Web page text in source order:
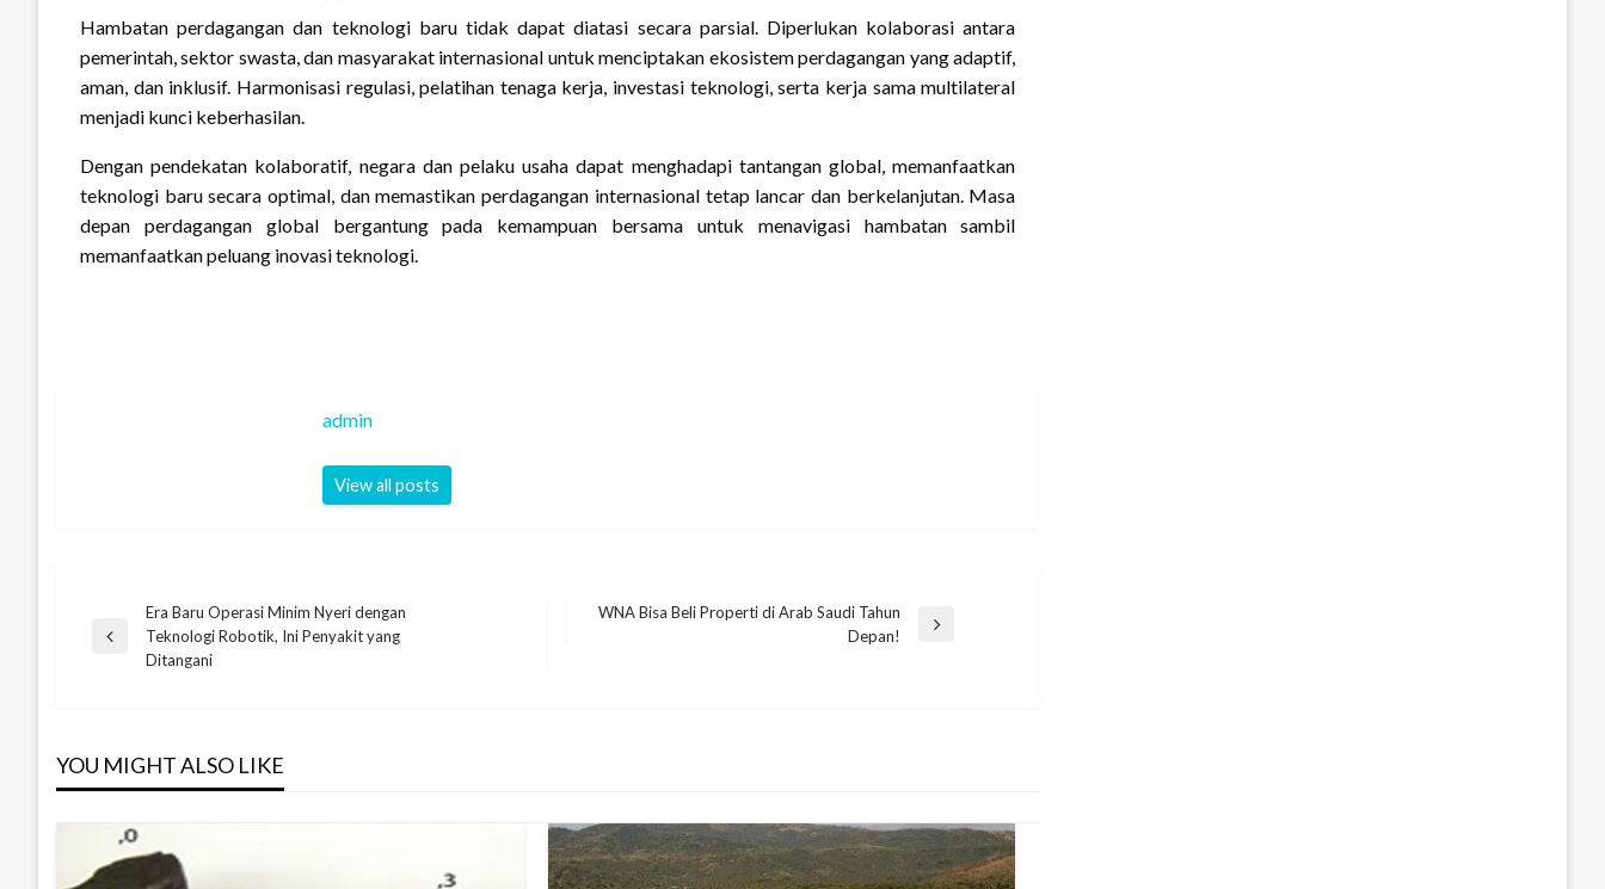
Hambatan perdagangan dan teknologi baru tidak dapat diatasi secara parsial. Diperlukan kolaborasi antara
pemerintah, sektor swasta, dan masyarakat internasional untuk menciptakan ekosistem perdagangan yang adaptif,
aman, dan inklusif. Harmonisasi regulasi, pelatihan tenaga kerja, investasi teknologi, serta kerja sama multilateral
menjadi kunci keberhasilan.
Dengan pendekatan kolaboratif, negara dan pelaku usaha dapat menghadapi tantangan global, memanfaatkan
teknologi baru secara optimal, dan memastikan perdagangan internasional tetap lancar dan berkelanjutan. Masa
depan perdagangan global bergantung pada kemampuan bersama untuk menavigasi hambatan sambil
memanfaatkan peluang inovasi teknologi.
admin
View all posts
Navigasi
Previous
Era Baru Operasi Minim Nyeri dengan
Teknologi Robotik, Ini Penyakit yang
Ditangani
WNA Bisa Beli Properti di Arab Saudi Tahun
Depan!
YOU MIGHT ALSO LIKE